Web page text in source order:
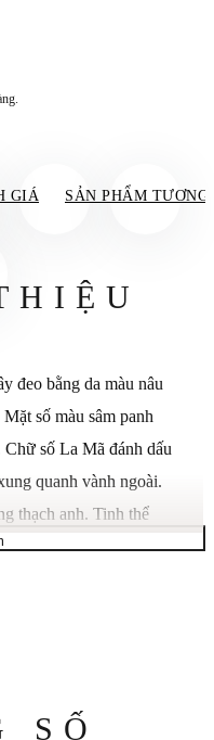
GIÁ SẢN PHẨM TƯƠNG
đeo bằng da màu nâu
số màu sâm panh
số La Mã đánh dấu
quanh vành ngoài.
thạch anh. Tinh thể
vương miện. Vỏ sau
SỐ